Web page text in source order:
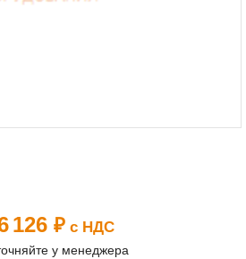
126 ₽ с НДС
у менеджера